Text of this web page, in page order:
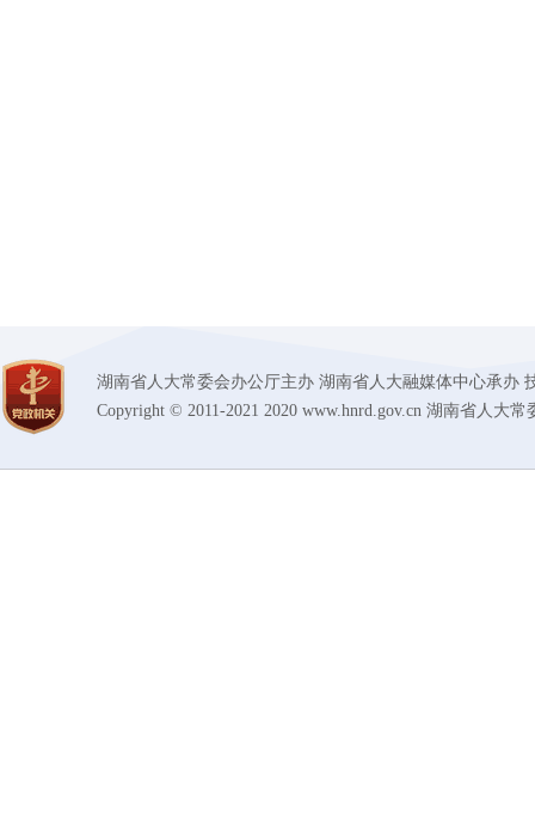
湖南省人大常委会办公厅主办 湖南省人大融媒体中心承办
Copyright © 2011-2021 2020 www.hnrd.gov.cn 湖南省人大